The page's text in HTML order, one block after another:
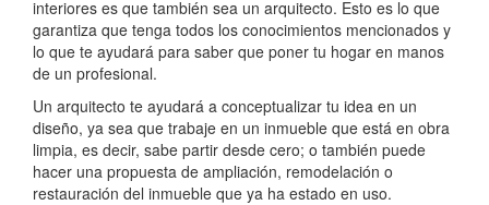
interiores es que también sea un arquitecto. Esto es lo que
garantiza que tenga todos los conocimientos mencionados y
lo que te ayudará para saber que poner tu hogar en manos
de un profesional.
Un arquitecto te ayudará a conceptualizar tu idea en un
diseño, ya sea que trabaje en un inmueble que está en obra
limpia, es decir, sabe partir desde cero; o también puede
hacer una propuesta de ampliación, remodelación o
restauración del inmueble que ya ha estado en uso.